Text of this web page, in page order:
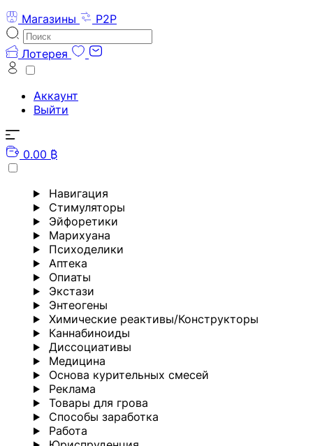
Магазины
P2P
Лотерея
Аккаунт
Выйти
0.00 ₿
Навигация
Стимуляторы
Эйфоретики
Марихуана
Психоделики
Аптека
Опиаты
Экстази
Энтеогены
Химические реактивы/Конструкторы
Каннабиноиды
Диссоциативы
Медицина
Основа курительных смесей
Реклама
Товары для грова
Способы заработка
Работа